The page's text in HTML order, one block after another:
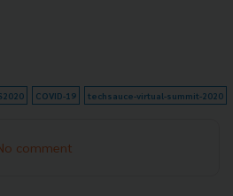
COVID-19 techsauce-virtual-summit-2020
comment